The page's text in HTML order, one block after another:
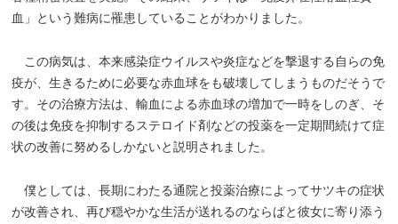
血」という難病に罹患していることがわかりました。
この病気は、本来感染症ウイルスや炎症などを撃退する自らの免
疫が、生きるために必要な赤血球をも破壊してしまうものだそうで
す。その治療方法は、輸血による赤血球の増加で一時をしのぎ、そ
の後は免疫を抑制するステロイド剤などの投薬を一定期間続けて症
状の改善に努めるしかないと説明されました。
僕としては、長期にわたる通院と投薬治療によってサツキの症状
が改善され、再び穏やかな生活が送れるのならばと彼女に寄り添う